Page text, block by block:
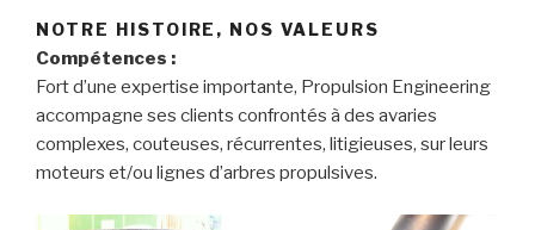
NOTRE HISTOIRE, NOS VALEURS
Compétences :
Fort d’une expertise importante, Propulsion Engineering
accompagne ses clients confrontés à des avaries
complexes, couteuses, récurrentes, litigieuses, sur leurs
moteurs et/ou lignes d’arbres propulsives.